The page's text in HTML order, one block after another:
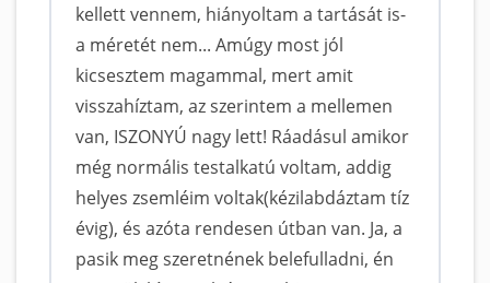
kellett vennem, hiányoltam a tartását is-
a méretét nem... Amúgy most jól
kicsesztem magammal, mert amit
visszahíztam, az szerintem a mellemen
van, ISZONYÚ nagy lett! Ráadásul amikor
még normális testalkatú voltam, addig
helyes zsemléim voltak(kézilabdáztam tíz
évig), és azóta rendesen útban van. Ja, a
pasik meg szeretnének belefulladni, én